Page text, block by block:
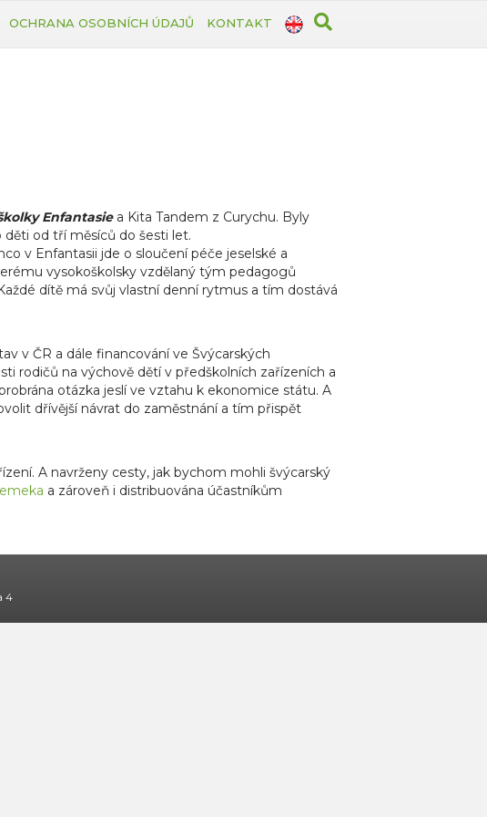
OCHRANA OSOBNÍCH ÚDAJŮ KONTAKT
Enfantasiea Kita Tandem z Curychu. Byly
od tří měsíců do šesti let.
v Enfantasii jde o sloučení péče jeselské a
vysokoškolsky vzdělaný tým pedagogů
dítě má svůj vlastní denní rytmus a tím dostává
v ČR a dále financování ve Švýcarských
rodičů na výchově dětí v předškolních zařízeních a
otázka jeslí ve vztahu k ekonomice státu. A
dřívější návrat do zaměstnání a tím přispět
A navrženy cesty, jak bychom mohli švýcarský
a zároveň i distribuována účastníkům
4